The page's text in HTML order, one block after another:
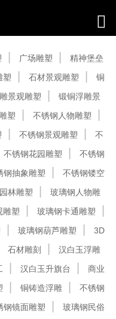
广场雕塑
精神堡垒
塑 石材景观雕塑
铜
景观雕塑
锻铜浮雕景
塑
不锈钢人物雕塑
不锈钢景观雕塑
不
不锈钢花园雕塑
不锈钢
钢抽象雕塑
不锈钢镂空
林雕塑
玻璃钢人物雕
雕塑
玻璃钢卡通雕塑
玻璃钢葫芦雕塑
3D
石材雕刻
汉白玉浮雕
汉白玉升旗台
商业
铜铸造浮雕
不锈钢
钢镜面雕塑
玻璃钢民俗